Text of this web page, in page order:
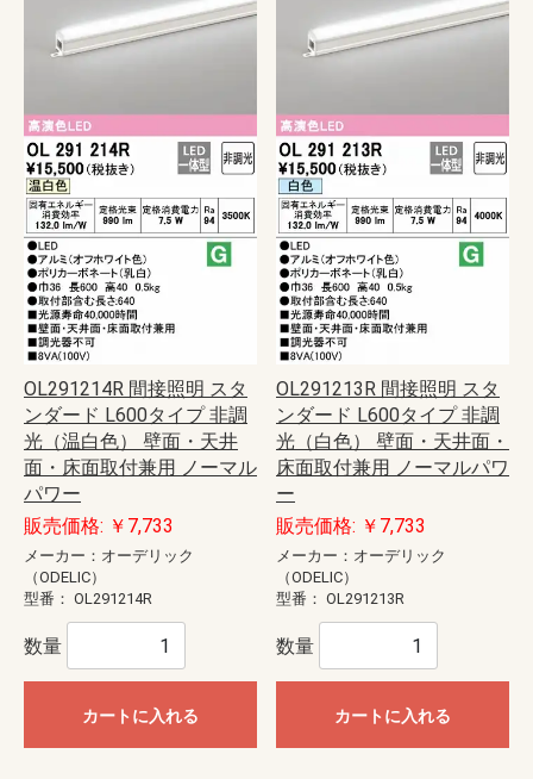
OL291214R 間接照明 スタ
ンダード L600タイプ 非調
光（温白色） 壁面・天井
面・床面取付兼用 ノーマル
パワー
販売価格: ￥7,733
メーカー：オーデリック
（ODELIC）
型番： OL291214R
数量
カートに入れる
OL291213R 間接照明 スタ
ンダード L600タイプ 非調
光（白色） 壁面・天井面・
床面取付兼用 ノーマルパワ
ー
販売価格: ￥7,733
メーカー：オーデリック
（ODELIC）
型番： OL291213R
数量
カートに入れる